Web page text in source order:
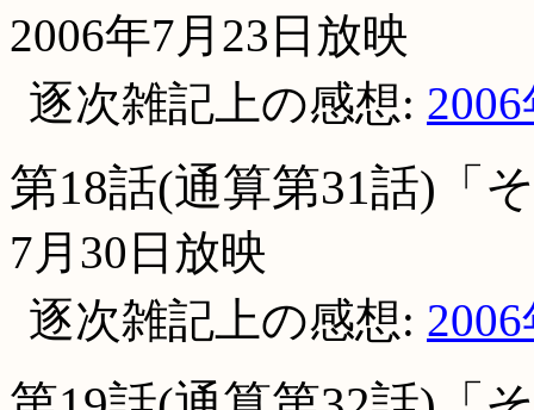
2006年7月23日放映
逐次雑記上の感想:
第18話(通算第31話)「
7月30日放映
逐次雑記上の感想: